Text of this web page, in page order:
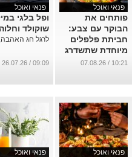
פנאי ואוכל
פותחים את
הבוקר עם צבע:
חביתת פלפלים
מיוחדת שתשדרג
כל ארוחת בוקר
10:21 / 07.08.26
פנאי ואוכל
ופל בלגי
שוקולד וחלוה
לרגל חג
09:09 / 26.07.26
פנאי ואוכל פנאי ואוכל